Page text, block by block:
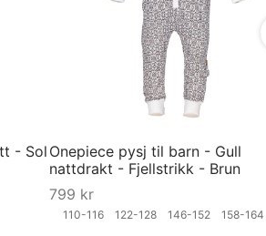
- SolOnepiece pysj til barn - Gull
nattdrakt - Fjellstrikk - Brun
799 kr
110-116 122-128 146-152 158-164